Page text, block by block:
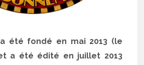
été fondé en mai 2013 (le
a été édité en juillet 2013